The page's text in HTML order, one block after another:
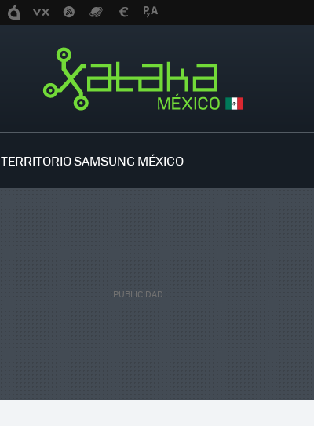
TERRITORIO SAMSUNG MÉXICO